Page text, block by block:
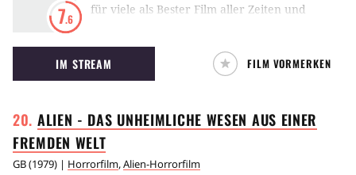
7.6
für viele als Bester Film aller Zeiten und
Millionärs Foster Kane und seiner Sehnsucht
nach Rosebud.
IM STREAM FILM VORMERKEN
ALIEN - DAS UNHEIMLICHE WESEN AUS EINER
FREMDEN WELT
GB(1979) | Horrorfilm,Alien-Horrorfilm